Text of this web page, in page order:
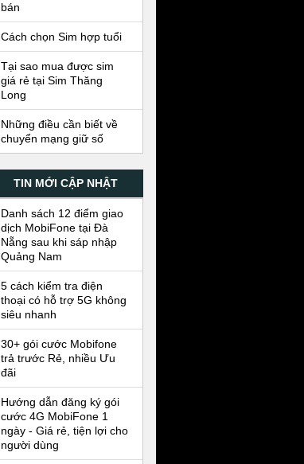
bán
Cách chọn Sim hợp tuổi
Tại sao mua được sim
giá rẻ tại Sim Thăng
Long
Những điều cần biết về
chuyển mạng giữ số
TIN MỚI CẬP NHẬT
Danh sách 12 điểm giao
dịch MobiFone tại Đà
Nẵng sau khi sáp nhập
Quảng Nam
5 cách kiểm tra điện
thoại có hỗ trợ 5G không
siêu nhanh
30+ gói cước Mobifone
trả trước Rẻ, nhiều Ưu
đãi
Hướng dẫn đăng ký gói
cước 4G MobiFone 1
ngày - Giá rẻ, tiện lợi cho
người dùng